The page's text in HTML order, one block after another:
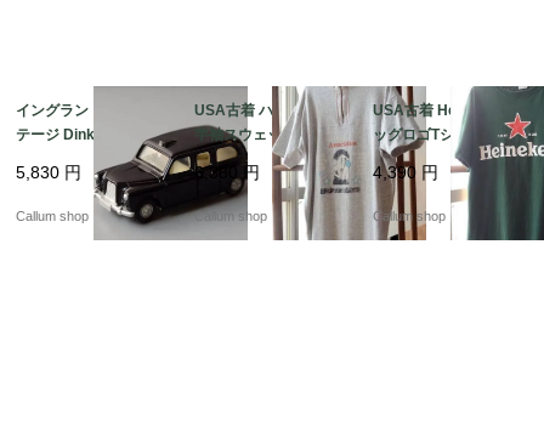
イングランド製 ヴィン
テージ Dinky Toys AU
STIN TAXI ディンキー
トイズ オースチンタク
シー ミニカー アンティ
ーク_260731 ig4992
5,830 円
Callum shop
USA古着 ハーフジップ
半袖スウェットシャツ
メンズS-Mくらい ボデ
ィビルクラブプリント
アメリカ オールド古着
_260805 if1044
6,380 円
Callum shop
USA古着 Heineken ビ
ッグロゴTシャツ sizeL
メンズ グリーン ハイネ
ケン アメリカ オールド
古着 if1043
4,390 円
Callum shop